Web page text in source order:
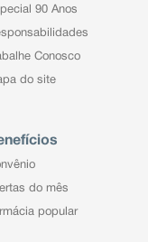
90 Anos
Conosco
do site
do mês
popular